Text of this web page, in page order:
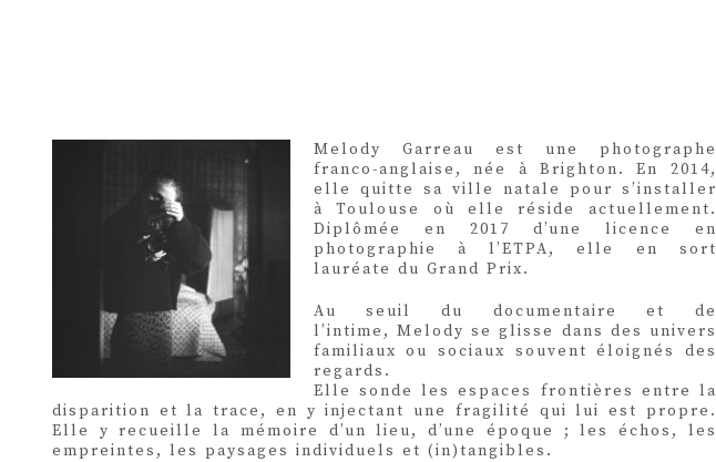
Melody Garreau est une photographe
franco-anglaise, née à Brighton. En 2014,
elle quitte sa ville natale pour s’installer
à Toulouse où elle réside actuellement.
Diplômée en 2017 d’une licence en
photographie à l’ETPA, elle en sort
lauréate du Grand Prix.
Au seuil du documentaire et de
l’intime, Melody se glisse dans des univers
familiaux ou sociaux souvent éloignés des
regards.
Elle sonde les espaces frontières entre la
disparition et la trace, en y injectant une fragilité qui lui est propre.
Elle y recueille la mémoire d’un lieu, d’une époque ; les échos, les
empreintes, les paysages individuels et (in)tangibles.